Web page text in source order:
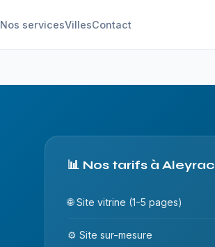
Nos servicesVillesContact
📊 Nos tarifs à Aleyrac
🌐 Site vitrine (1-5 pages)
⚙️ Site sur-mesure